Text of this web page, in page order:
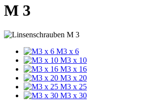
M 3
M3 x 6
M3 x 10
M3 x 16
M3 x 20
M3 x 25
M3 x 30